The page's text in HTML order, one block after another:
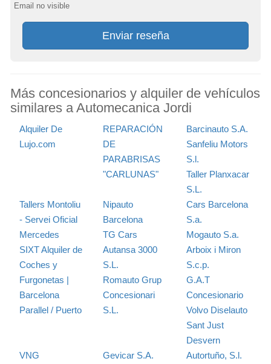
Email no visible
Enviar reseña
Más concesionarios y alquiler de vehículos
similares a Automecanica Jordi
Alquiler De
Lujo.com
REPARACIÓN
DE
PARABRISAS
"CARLUNAS"
Barcinauto S.A.
Sanfeliu Motors
S.l.
Taller Planxacar
S.L.
Tallers Montoliu
- Servei Oficial
Mercedes
Nipauto
Barcelona
Cars Barcelona
S.a.
TG Cars
Mogauto S.a.
SIXT Alquiler de
Coches y
Furgonetas |
Barcelona
Parallel / Puerto
Autansa 3000
S.L.
Arboix i Miron
S.c.p.
Romauto Grup
Concesionari
S.L.
G.A.T
Concesionario
Volvo Diselauto
Sant Just
Desvern
VNG
Gevicar S.A.
Autortuño, S.l.